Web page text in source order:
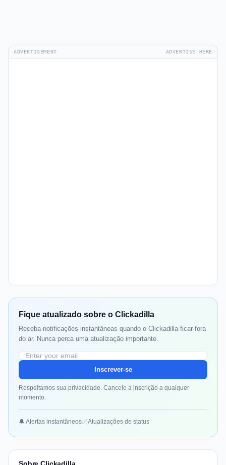
ADVERTISEMENT ADVERTISE HERE
Fique atualizado sobre o Clickadilla
Receba notificações instantâneas quando o Clickadilla ficar fora
do ar. Nunca perca uma atualização importante.
Inscrever-se
Respeitamos sua privacidade. Cancele a inscrição a qualquer
momento.
🔔 Alertas instantâneos✅ Atualizações de status